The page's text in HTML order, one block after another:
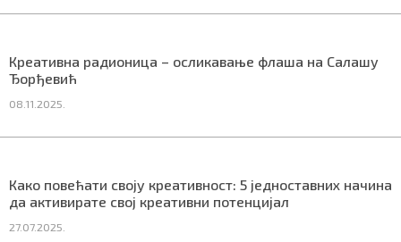
Креативна радионица – осликавање флаша на Салашу
Ђорђевић
08.11.2025.
Како повећати своју креативност: 5 једноставних начина
да активирате свој креативни потенцијал
27.07.2025.
НОВИ САД
ПОДКАСТ
ЗЕЛЕНИ ГРАД
ВИДЕО
СПЕЦИЈАЛИ